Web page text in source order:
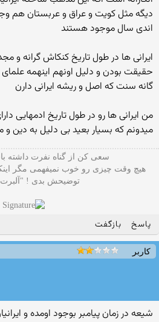
دیگه مثل کویت و عراق و عربستان هم
اندی سال موجود هستند
ایرانی ها در طول تاریخ کنکاش گرانه و
گانه سنت که اصل و ریشه ایرانی دارن
من ایرانی ها رو در طول تاریخ ادمهایی
میدونم که بسیار بعید بی دلیل به دین و
سعی کن از گناه نفرت داشته
هیچ وقت چیزی رو خوب نمیفهمی مگر
توضیحش بدی ! "آلبرت
پاسخ بازگفت
کاربر
شیعه در زمان پیامبر بوجود اومده و